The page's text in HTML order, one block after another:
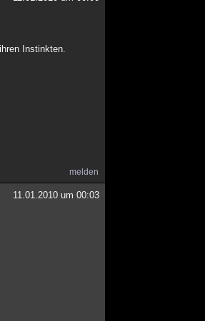
Instinkten.
melden
11.01.2010 um 00:03